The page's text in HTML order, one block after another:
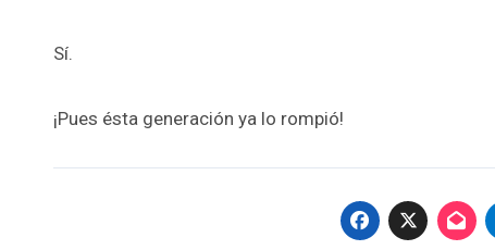
Sí.
¡Pues ésta generación ya lo rompió!